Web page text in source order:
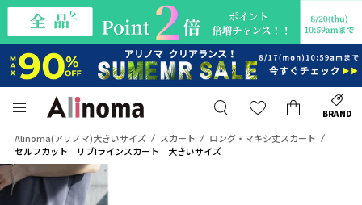
BRAND
Alinoma(アリノマ)大きいサイズ スカート
ロング・マキシ丈スカート
セルフカット リブIラインスカート 大きいサイズ